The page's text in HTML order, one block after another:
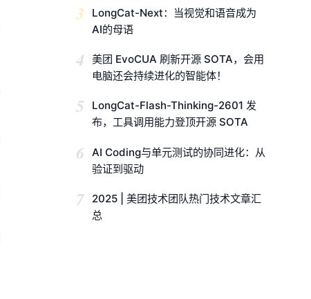
3
LongCat-Next：当视觉和语音成为
AI的母语
4 美团 EvoCUA 刷新开源 SOTA，会用
电脑还会持续进化的智能体！
5
LongCat-Flash-Thinking-2601 发
布，工具调用能力登顶开源 SOTA
6
AI Coding与单元测试的协同进化：从
验证到驱动
7
2025 | 美团技术团队热门技术文章汇
总